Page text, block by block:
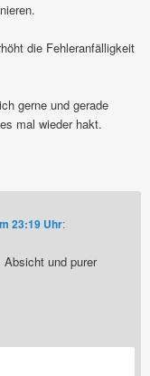
die Fehleranfälligkeit
gerne und gerade
mal wieder hakt.
23:19 Uhr:
und purer